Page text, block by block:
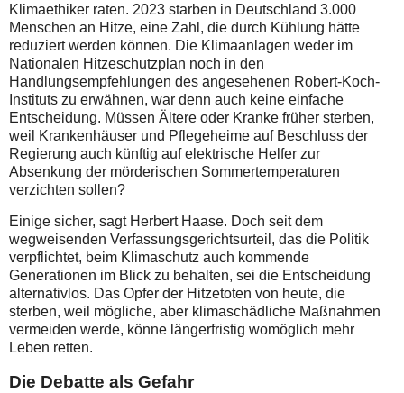
Klimaethiker raten. 2023 starben in Deutschland 3.000
Menschen an Hitze, eine Zahl, die durch Kühlung hätte
reduziert werden können. Die Klimaanlagen weder im
Nationalen Hitzeschutzplan noch in den
Handlungsempfehlungen des angesehenen Robert-Koch-
Instituts zu erwähnen, war denn auch keine einfache
Entscheidung. Müssen Ältere oder Kranke früher sterben,
weil Krankenhäuser und Pflegeheime auf Beschluss der
Regierung auch künftig auf elektrische Helfer zur
Absenkung der mörderischen Sommertemperaturen
verzichten sollen?
Einige sicher, sagt Herbert Haase. Doch seit dem
wegweisenden Verfassungsgerichtsurteil, das die Politik
verpflichtet, beim Klimaschutz auch kommende
Generationen im Blick zu behalten, sei die Entscheidung
alternativlos. Das Opfer der Hitzetoten von heute, die
sterben, weil mögliche, aber klimaschädliche Maßnahmen
vermeiden werde, könne längerfristig womöglich mehr
Leben retten.
Die Debatte als Gefahr